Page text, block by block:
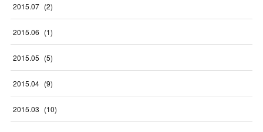
2015.07 (2)
2015.06 (1)
2015.05 (5)
2015.04 (9)
2015.03 (10)